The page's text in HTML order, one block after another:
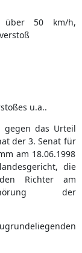
über 50 km/h,
u.a..
gegen das Urteil
der 3. Senat für
am 18.06.1998
die
Richter am
der